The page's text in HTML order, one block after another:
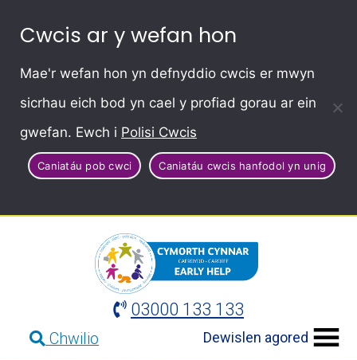
Cwcis ar y wefan hon
Mae'r wefan hon yn defnyddio cwcis er mwyn
sicrhau eich bod yn cael y profiad gorau ar ein
gwefan. Ewch i Polisi Cwcis
Caniatáu pob cwci Caniatáu cwcis hanfodol yn unig
03000 133 133
Chwilio Dewislen agored